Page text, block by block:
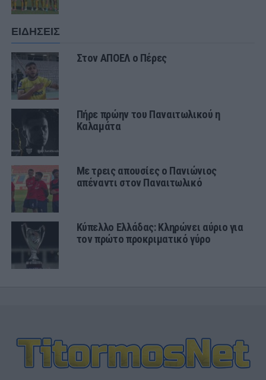
ΕΙΔΗΣΕΙΣ
Στον ΑΠΟΕΛ ο Πέρες
Πήρε πρώην του Παναιτωλικού η
Καλαμάτα
Με τρεις απουσίες ο Πανιώνιος
απέναντι στον Παναιτωλικό
Κύπελλο Ελλάδας: Κληρώνει αύριο για
τον πρώτο προκριματικό γύρο